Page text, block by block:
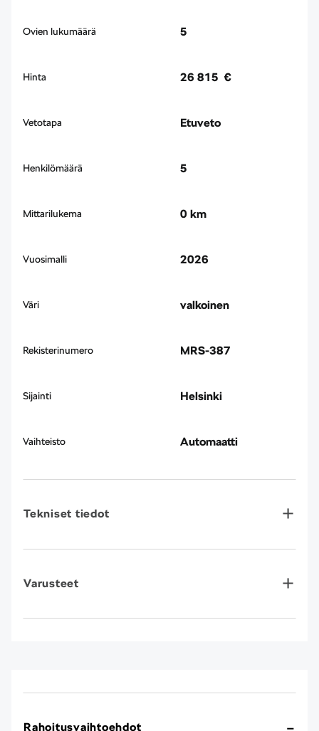
Ovien lukumäärä 5
Hinta 26 815 €
Vetotapa Etuveto
Henkilömäärä 5
Mittarilukema 0 km
Vuosimalli 2026
Väri valkoinen
Rekisterinumero MRS-387
Sijainti Helsinki
Vaihteisto Automaatti
Tekniset tiedot
Varusteet
Rahoitusvaihtoehdot